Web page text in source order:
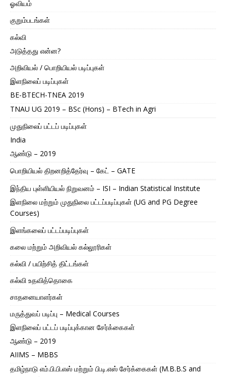
ஓவியம்
குறும்படங்கள்
கல்வி
அடுத்தது என்ன?
அறிவியல் / பொறியியல் படிப்புகள்
இளநிலைப் படிப்புகள்
BE-BTECH-TNEA 2019
TNAU UG 2019 – BSc (Hons) – BTech in Agri
முதுநிலைப் பட்டப் படிப்புகள்
India
ஆண்டு – 2019
பொறியியல் திறனறித்தேர்வு – கேட் – GATE
இந்திய புள்ளியியல் நிறுவனம் – ISI – Indian Statistical Institute
இளநிலை மற்றும் முதுநிலை பட்டப்படிப்புகள் (UG and PG Degree
Courses)
இளங்கலைப் பட்டப்படிப்புகள்
கலை மற்றும் அறிவியல் கல்லூரிகள்
கல்வி / பயிற்சித் திட்டங்கள்
கல்வி உதவித்தொகை
சாதனையாளர்கள்
மருத்துவப் படிப்பு – Medical Courses
இளநிலைப் பட்டப் படிப்புக்கான சேர்க்கைகள்
ஆண்டு – 2019
AIIMS – MBBS
தமிழ்நாடு எம்.பி.பி.எஸ் மற்றும் பி.டி.எஸ் சேர்க்கைகள் (M.B.B.S and